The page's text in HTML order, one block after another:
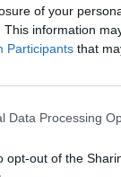
of your
This information
Participants that
Data Processing
opt-out of the
Αναγνωστάκη